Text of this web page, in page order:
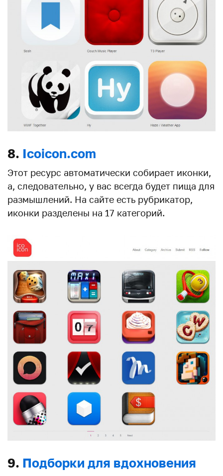
8. Icoicon.com
Этот ресурс автоматически собирает иконки,
а, следовательно, у вас всегда будет пища для
размышлений. На сайте есть рубрикатор,
иконки разделены на 17 категорий.
9. Подборки для вдохновения